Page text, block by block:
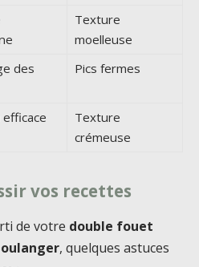
Texture
moelleuse
des
Pics fermes
Texture
crémeuse
vos recettes
de votre double fouet
, quelques astuces